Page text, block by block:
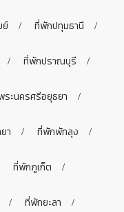
ย์ ที่พักปทุมธานี
ที่พักปราณบุรี
ะนครศรีอยุธยา
า ที่พักพัทลุง
ที่พักภูเก็ต
ที่พักยะลา